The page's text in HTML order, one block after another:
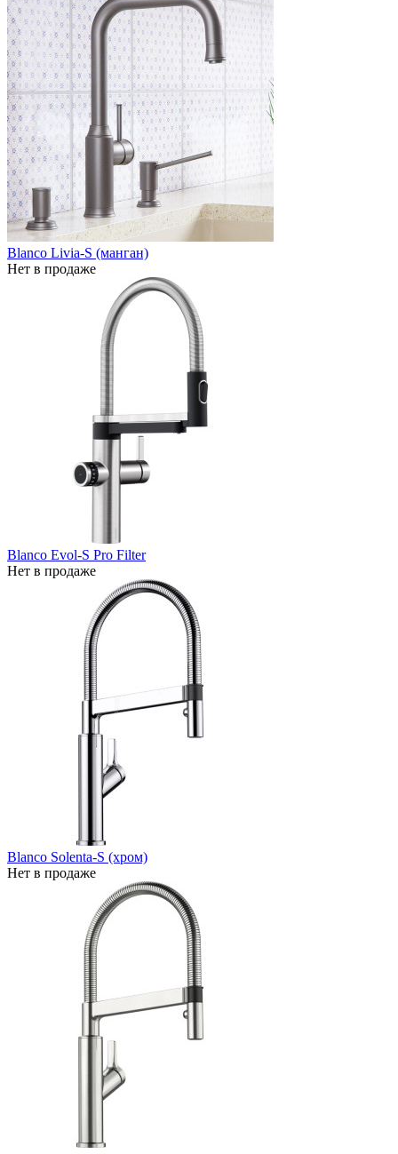
Blanco Livia-S (манган)
Нет в продаже
Blanco Evol-S Pro Filter
Нет в продаже
Blanco Solenta-S (хром)
Нет в продаже